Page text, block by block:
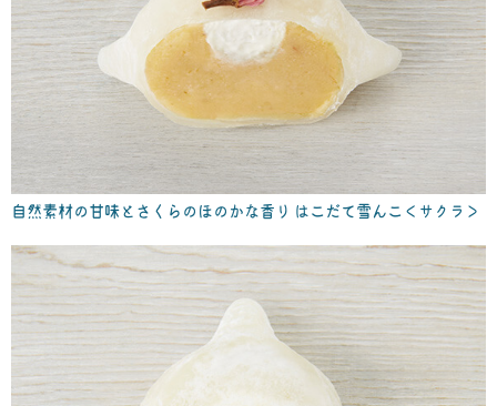
自然素材の甘味とさくらのほのかな香り はこだて雪んこ＜サクラ＞